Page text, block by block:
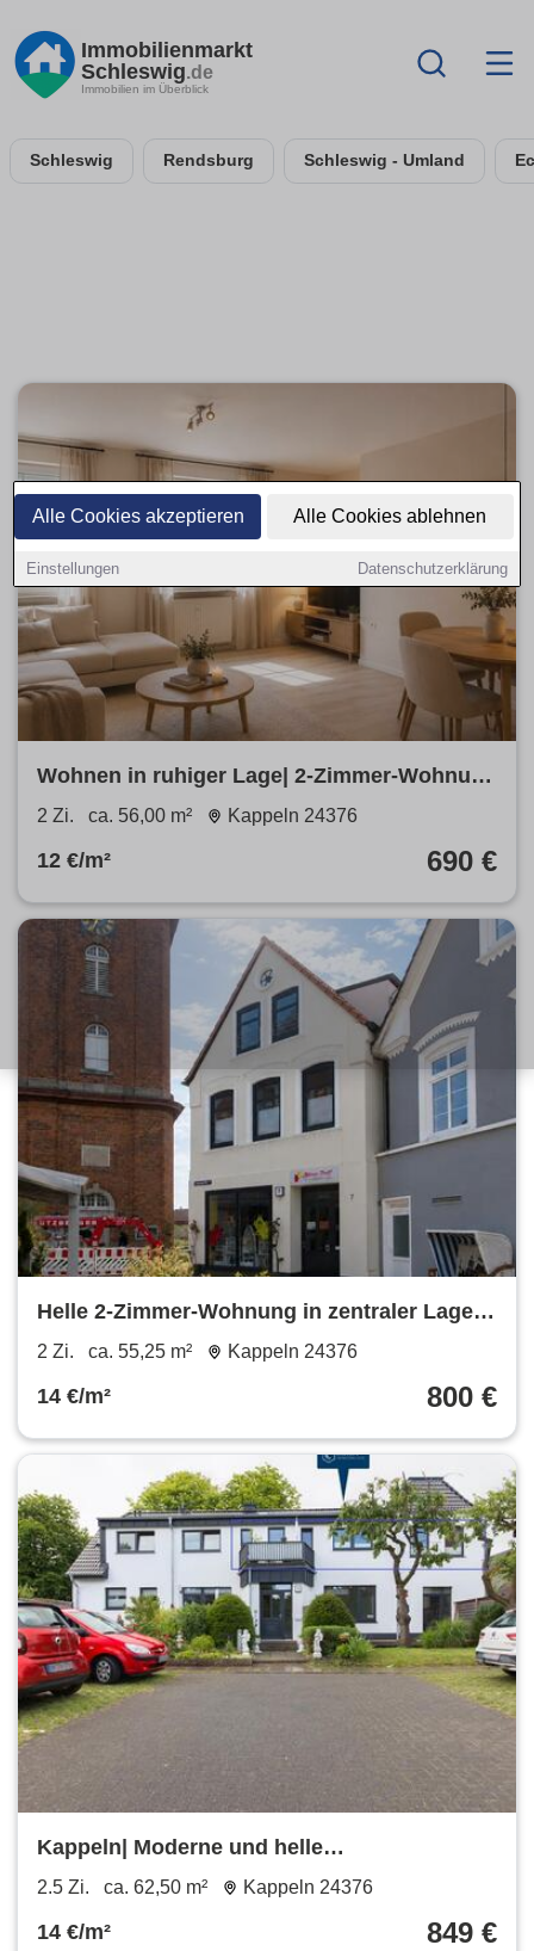
Alle Cookies akzeptieren Alle Cookies ablehnen
Einstellungen Datenschutzerklärung
Immobilienmarkt
Schleswig.de
Immobilien im Überblick
Schleswig Rendsburg Schleswig - Umland
Wohnen in ruhiger Lage| 2-Zimmer-Wohnung
im 1. Obergeschoss
2 Zi. ca. 56,00 m² Kappeln 24376
12 €/m² 690 €
Helle 2-Zimmer-Wohnung in zentraler Lage
von Kappeln
2 Zi. ca. 55,25 m² Kappeln 24376
14 €/m² 800 €
Kappeln| Moderne und helle
Dachgeschosswohnung
2.5 Zi. ca. 62,50 m² Kappeln 24376
14 €/m² 849 €